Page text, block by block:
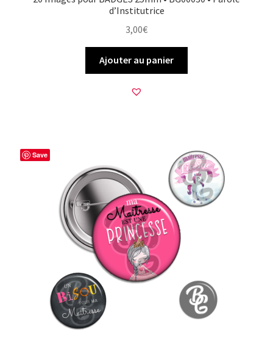
d’Institutrice
3,00€
Ajouter au panier
Save